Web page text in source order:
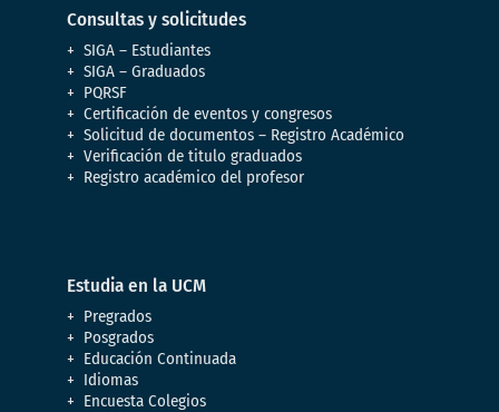
Consultas y solicitudes
SIGA – Estudiantes
SIGA – Graduados
PQRSF
Certificación de eventos y congresos
Solicitud de documentos – Registro Académico
Verificación de titulo graduados
Registro académico del profesor
Estudia en la UCM
Pregrados
Posgrados
Educación Continuada
Idiomas
Encuesta Colegios